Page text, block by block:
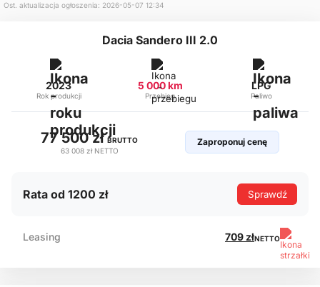
Ost. aktualizacja ogłoszenia: 2026-05-07 12:34
Dacia Sandero III 2.0
2023
Rok produkcji
5 000 km
Przebieg
LPG
Paliwo
77 500 złBRUTTO
63 008 zł NETTO
Zaproponuj cenę
Rata od 1200 zł Sprawdź
Leasing 709 złNETTO